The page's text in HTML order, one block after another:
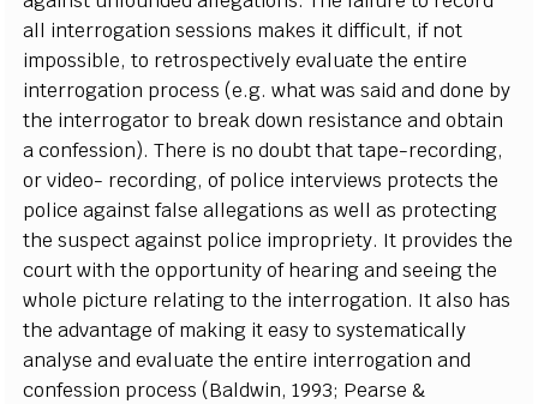
all interrogation sessions makes it difficult, if not
impossible, to retrospectively evaluate the entire
interrogation process (e.g. what was said and done by
the interrogator to break down resistance and obtain
a confession). There is no doubt that tape-recording,
or video- recording, of police interviews protects the
police against false allegations as well as protecting
the suspect against police impropriety. It provides the
court with the opportunity of hearing and seeing the
whole picture relating to the interrogation. It also has
the advantage of making it easy to systematically
analyse and evaluate the entire interrogation and
confession process (Baldwin, 1993; Pearse &